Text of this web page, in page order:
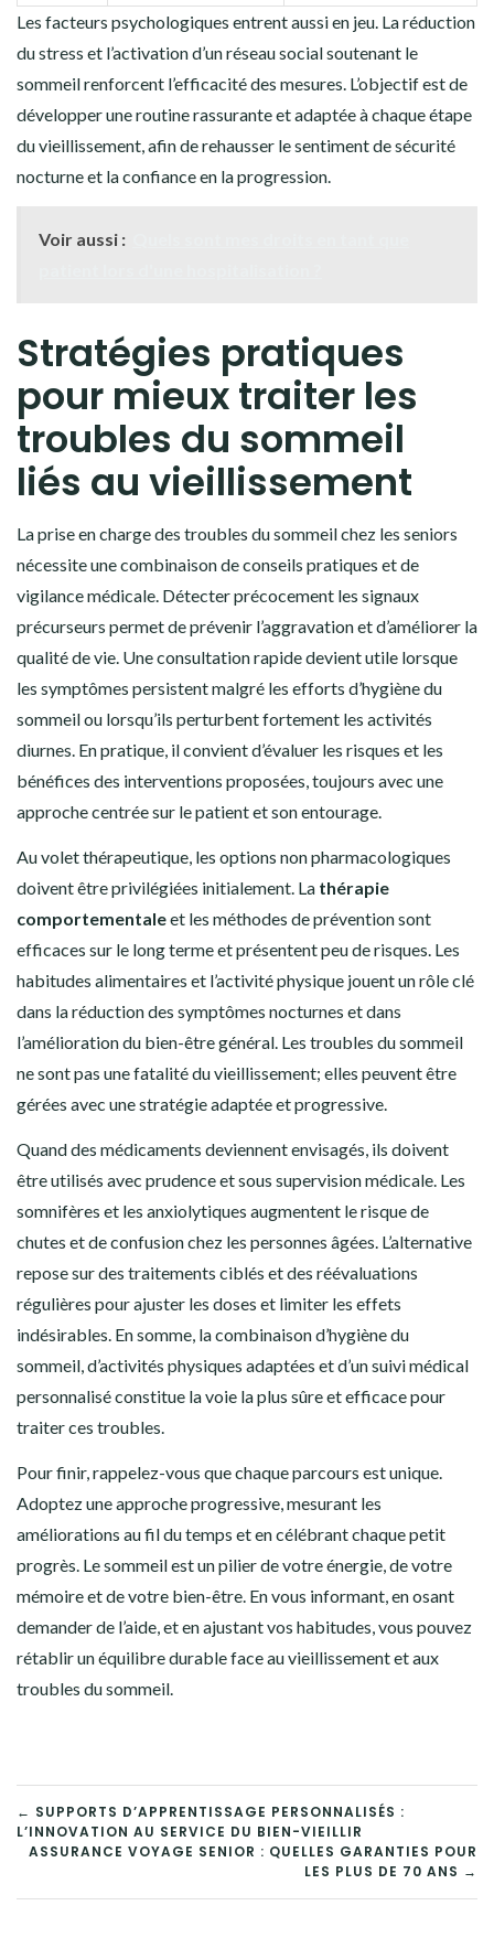
Les facteurs psychologiques entrent aussi en jeu. La réduction
du stress et l’activation d’un réseau social soutenant le
sommeil renforcent l’efficacité des mesures. L’objectif est de
développer une routine rassurante et adaptée à chaque étape
du vieillissement, afin de rehausser le sentiment de sécurité
nocturne et la confiance en la progression.
Voir aussi :
Stratégies pratiques
pour mieux traiter les
troubles du sommeil
liés au vieillissement
La prise en charge des troubles du sommeil chez les seniors
nécessite une combinaison de conseils pratiques et de
vigilance médicale. Détecter précocement les signaux
précurseurs permet de prévenir l’aggravation et d’améliorer la
qualité de vie. Une consultation rapide devient utile lorsque
les symptômes persistent malgré les efforts d’hygiène du
sommeil ou lorsqu’ils perturbent fortement les activités
diurnes. En pratique, il convient d’évaluer les risques et les
bénéfices des interventions proposées, toujours avec une
approche centrée sur le patient et son entourage.
Au volet thérapeutique, les options non pharmacologiques
doivent être privilégiées initialement. La thérapie
comportementaleet les méthodes de prévention sont
efficaces sur le long terme et présentent peu de risques. Les
habitudes alimentaires et l’activité physique jouent un rôle clé
dans la réduction des symptômes nocturnes et dans
l’amélioration du bien-être général. Les troubles du sommeil
ne sont pas une fatalité du vieillissement; elles peuvent être
gérées avec une stratégie adaptée et progressive.
Quand des médicaments deviennent envisagés, ils doivent
être utilisés avec prudence et sous supervision médicale. Les
somnifères et les anxiolytiques augmentent le risque de
chutes et de confusion chez les personnes âgées. L’alternative
repose sur des traitements ciblés et des réévaluations
régulières pour ajuster les doses et limiter les effets
indésirables. En somme, la combinaison d’hygiène du
sommeil, d’activités physiques adaptées et d’un suivi médical
personnalisé constitue la voie la plus sûre et efficace pour
traiter ces troubles.
Pour finir, rappelez-vous que chaque parcours est unique.
Adoptez une approche progressive, mesurant les
améliorations au fil du temps et en célébrant chaque petit
progrès. Le sommeil est un pilier de votre énergie, de votre
mémoire et de votre bien-être. En vous informant, en osant
demander de l’aide, et en ajustant vos habitudes, vous pouvez
rétablir un équilibre durable face au vieillissement et aux
troubles du sommeil.
NAVIGATION
DE
L’ARTICLE
← SUPPORTS D’APPRENTISSAGE PERSONNALISÉS :
L’INNOVATION AU SERVICE DU BIEN-VIEILLIR
ASSURANCE VOYAGE SENIOR : QUELLES GARANTIES POUR
LES PLUS DE 70 ANS →